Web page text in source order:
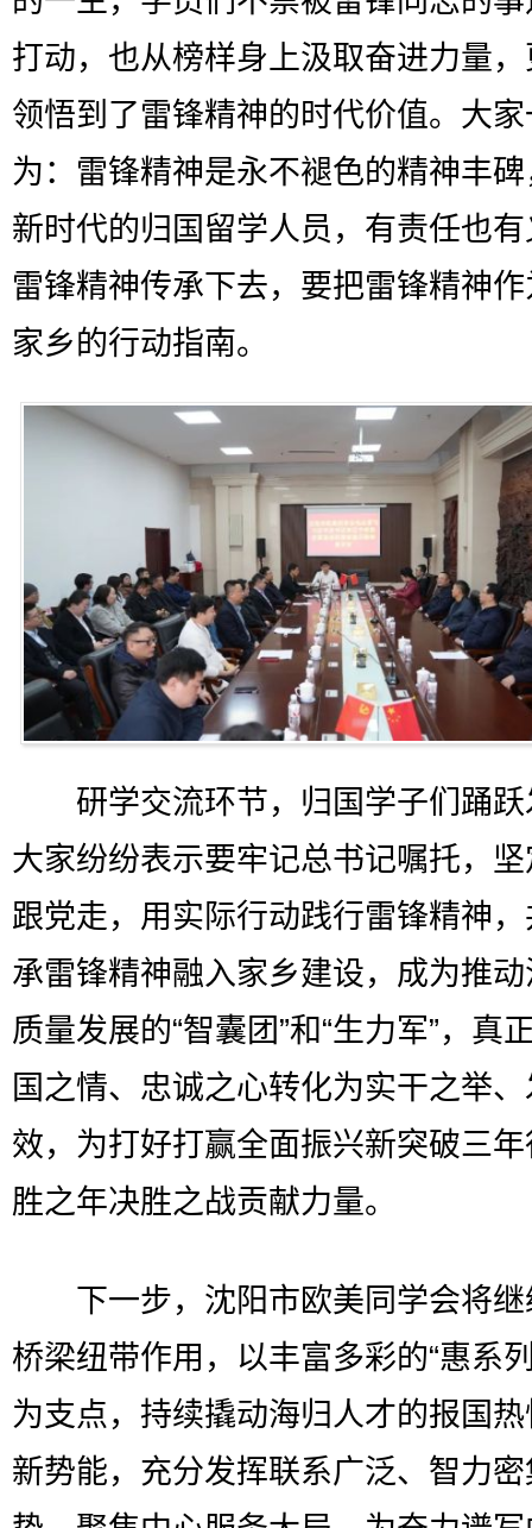
打动，也从榜样身上汲取奋进力量
领悟到了雷锋精神的时代价值。大
为：雷锋精神是永不褪色的精神丰
新时代的归国留学人员，有责任也
雷锋精神传承下去，要把雷锋精神
家乡的行动指南。
研学交流环节，归国学子们踊跃
大家纷纷表示要牢记总书记嘱托，
跟党走，用实际行动践行雷锋精神
承雷锋精神融入家乡建设，成为推
质量发展的“智囊团”和“生力军”，真
国之情、忠诚之心转化为实干之举
效，为打好打赢全面振兴新突破三
胜之年决胜之战贡献力量。
下一步，沈阳市欧美同学会将继
桥梁纽带作用，以丰富多彩的“惠系
为支点，持续撬动海归人才的报国
新势能，充分发挥联系广泛、智力